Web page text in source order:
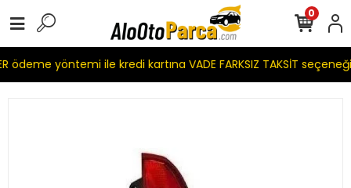
ödeme yöntemi ile kredi kartına VADE FARKSIZ TAKSİT
0